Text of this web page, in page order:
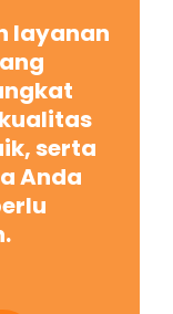
layanan
serta
Anda